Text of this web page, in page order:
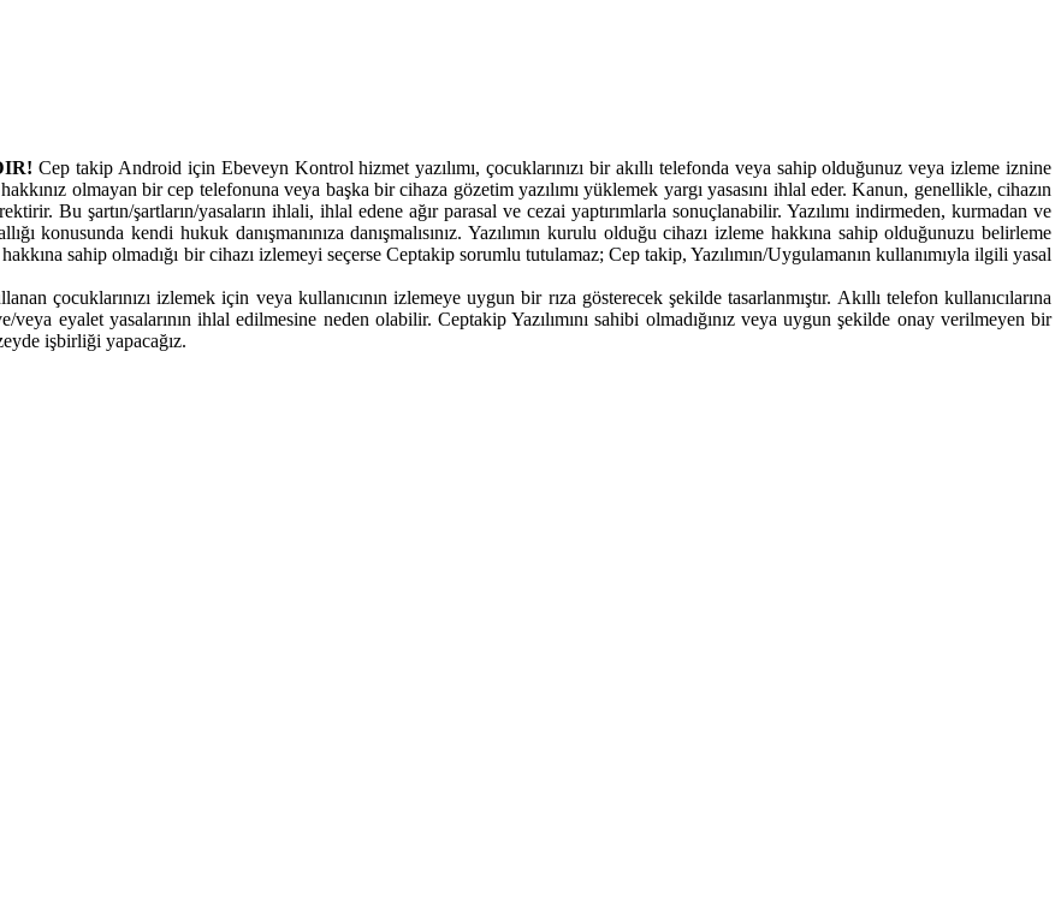
Cep takip Android için Ebeveyn Kontrol hizmet yazılımı, çocuklarınızı bir akıllı telefonda veya sahip olduğunuz veya izleme iznine
olmayan bir cep telefonuna veya başka bir cihaza gözetim yazılımı yüklemek yargı yasasını ihlal eder. Kanun, genellikle, cihazın
Bu şartın/şartların/yasaların ihlali, ihlal edene ağır parasal ve cezai yaptırımlarla sonuçlanabilir. Yazılımı indirmeden, kurmadan ve
konusunda kendi hukuk danışmanınıza danışmalısınız. Yazılımın kurulu olduğu cihazı izleme hakkına sahip olduğunuzu belirleme
sahip olmadığı bir cihazı izlemeyi seçerse Ceptakip sorumlu tutulamaz; Cep takip, Yazılımın/Uygulamanın kullanımıyla ilgili yasal
çocuklarınızı izlemek için veya kullanıcının izlemeye uygun bir rıza gösterecek şekilde tasarlanmıştır. Akıllı telefon kullanıcılarına
eyalet yasalarının ihlal edilmesine neden olabilir. Ceptakip Yazılımını sahibi olmadığınız veya uygun şekilde onay verilmeyen bir
işbirliği yapacağız.